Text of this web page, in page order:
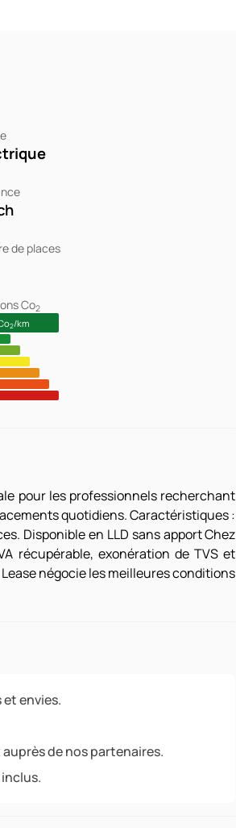
de places
Co2
2/km
pour les professionnels recherchant
quotidiens. Caractéristiques :
Disponible en LLD sans apport Chez
récupérable, exonération de TVS et
négocie les meilleures conditions
envies.
de nos partenaires.